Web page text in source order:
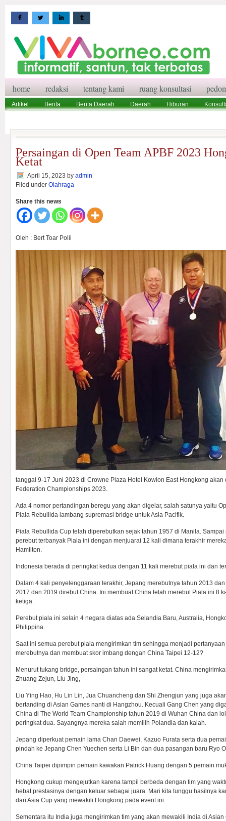
home redaksi tentang kami ruang konsultasi
Artikel Berita Berita Daerah Daerah Hiburan
Persaingan di Open Team APBF 2023
Ketat
April 15, 2023 by admin
Filed under Olahraga
Share this news
Oleh : Bert Toar Polii
tanggal 9-17 Juni 2023 di Crowne Plaza Hotel Kowlon East Hongkong
Federation Championships 2023.
Ada 4 nomor pertandingan beregu yang akan digelar, salah satunya yaitu
Piala Rebullida lambang supremasi bridge untuk Asia Pacifik.
Piala Rebullida Cup telah diperebutkan sejak tahun 1957 di Manila.
perebut terbanyak Piala ini dengan menjuarai 12 kali dimana terakhir
Hamilton.
Indonesia berada di peringkat kedua dengan 11 kali merebut piala ini dan
Dalam 4 kali penyelenggaraan terakhir, Jepang merebutnya tahun 2013
2017 dan 2019 direbut China. Ini membuat China telah merebut Piala ini 8
ketiga.
Perebut piala ini selain 4 negara diatas ada Selandia Baru, Australia,
Philippina.
Saat ini semua perebut piala mengirimkan tim sehingga menjadi
merebutnya dan membuat skor imbang dengan China Taipei 12-12?
Menurut tukang bridge, persaingan tahun ini sangat ketat. China
Zhuang Zejun, Liu Jing,
Liu Ying Hao, Hu Lin Lin, Jua Chuancheng dan Shi Zhengjun yang juga
bertanding di Asian Games nanti di Hangzhou. Kecuali Gang Chen yang
China di The World Team Championship tahun 2019 di Wuhan China dan
peringkat dua. Sayangnya mereka salah memilih Polandia dan kalah.
Jepang diperkuat pemain lama Chan Daewei, Kazuo Furata serta dua
pindah ke Jepang Chen Yuechen serta Li Bin dan dua pasangan baru Ryo
China Taipei dipimpin pemain kawakan Patrick Huang dengan 5 pemain
Hongkong cukup mengejutkan karena tampil berbeda dengan tim yang
hebat prestasinya dengan keluar sebagai juara. Mari kita tunggu hasilnya
dari Asia Cup yang mewakili Hongkong pada event ini.
Sementara itu India juga mengirimkan tim yang akan mewakili India di